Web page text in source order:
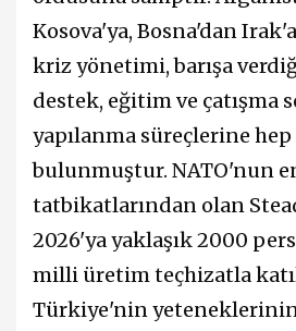
Kosova'ya, Bosna'dan
kriz yönetimi, barışa
destek, eğitim ve çatışma
yapılanma süreçlerine
bulunmuştur. NATO'nun
tatbikatlarından olan
2026'ya yaklaşık 2000
milli üretim teçhizatla
Türkiye'nin